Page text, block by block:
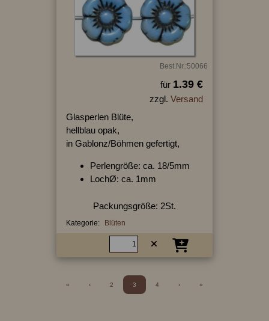
Best.Nr.:50066
für 1.39 €
zzgl. Versand
Glasperlen Blüte,
hellblau opak,
in Gablonz/Böhmen gefertigt,
Perlengröße: ca. 18/5mm
LochØ: ca. 1mm
Packungsgröße: 2St.
Kategorie: Blüten
« ‹ 2 3 4 › »